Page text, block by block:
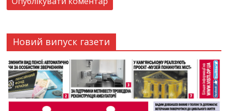
Новий випуск газети